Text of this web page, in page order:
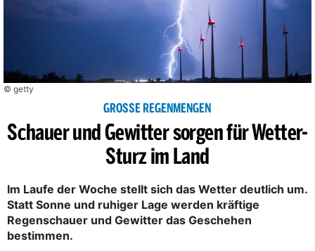
© getty
GROSSE REGENMENGEN
Schauer und Gewitter sorgen für Wetter-
Sturz im Land
Im Laufe der Woche stellt sich das Wetter deutlich um.
Statt Sonne und ruhiger Lage werden kräftige
Regenschauer und Gewitter das Geschehen
bestimmen.